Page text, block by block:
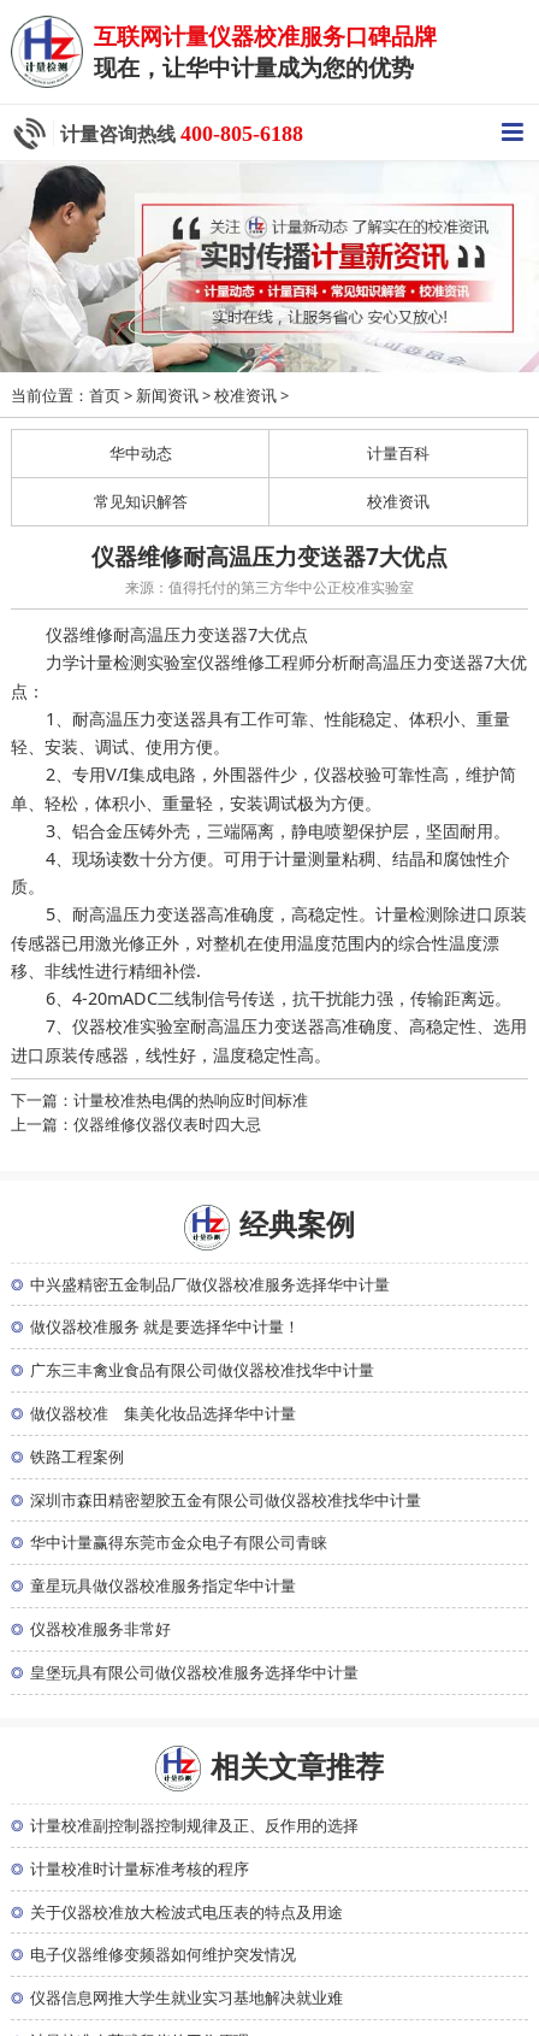
互联网计量仪器校准服务口碑品牌
现在，让华中计量成为您的优势
计量咨询热线 400-805-6188
当前位置： 首页> 新闻资讯> 校准资讯>
华中动态 计量百科
常见知识解答 校准资讯
仪器维修耐高温压力变送器7大优点
来源：值得托付的第三方华中公正校准实验室
仪器维修耐高温压力变送器7大优点
力学计量检测实验室仪器维修工程师分析耐高温压力变送器7大优
点：
1、耐高温压力变送器具有工作可靠、性能稳定、体积小、重量
轻、安装、调试、使用方便。
2、专用V/I集成电路，外围器件少， 仪器校验可靠性高，维护简
单、轻松，体积小、重量轻，安装调试极为方便。
3、铝合金压铸外壳，三端隔离，静电喷塑保护层，坚固耐用。
4、现场读数十分方便。可用于计量测量粘稠、结晶和腐蚀性介
质。
5、耐高温压力变送器高准确度，高稳定性。 计量检测除进口原装
传感器已用激光修正外，对整机在使用温度范围内的综合性温度漂
移、非线性进行精细补偿.
6、4-20mADC二线制信号传送，抗干扰能力强，传输距离远。
7、
仪器校准实验室耐高温压力变送器高准确度、高稳定性、选用
进口原装传感器，线性好，温度稳定性高。
下一篇：计量校准热电偶的热响应时间标准
上一篇：仪器维修仪器仪表时四大忌
经典案例
◎ 中兴盛精密五金制品厂做仪器校准服务选择华中计量
◎ 做仪器校准服务 就是要选择华中计量！
◎ 广东三丰禽业食品有限公司做仪器校准找华中计量
◎ 做仪器校准 集美化妆品选择华中计量
◎ 铁路工程案例
◎ 深圳市森田精密塑胶五金有限公司做仪器校准找华中计量
◎ 华中计量赢得东莞市金众电子有限公司青睐
◎ 童星玩具做仪器校准服务指定华中计量
◎ 仪器校准服务非常好
◎ 皇堡玩具有限公司做仪器校准服务选择华中计量
相关文章推荐
◎ 计量校准副控制器控制规律及正、反作用的选择
◎ 计量校准时计量标准考核的程序
◎ 关于仪器校准放大检波式电压表的特点及用途
◎ 电子仪器维修变频器如何维护突发情况
◎ 仪器信息网推大学生就业实习基地解决就业难